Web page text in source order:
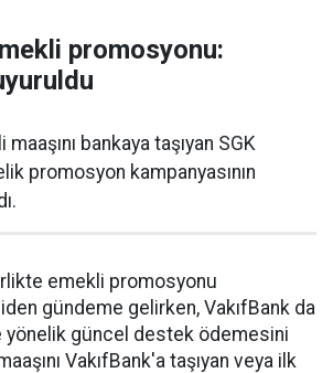
promosyonu:
bankaya taşıyan SGK
promosyon kampanyasının
emekli promosyonu
gündeme gelirken, VakıfBank da
yönelik güncel destek ödemesini
VakıfBank'a taşıyan veya ilk